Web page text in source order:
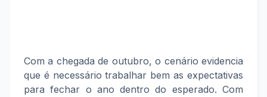
Com a chegada de outubro, o cenário evidencia
que é necessário trabalhar bem as expectativas
para fechar o ano dentro do esperado. Com